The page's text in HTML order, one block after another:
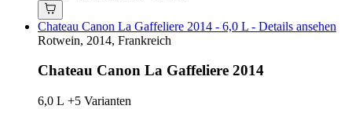
Chateau Canon La Gaffeliere 2014 - 6,0 L - Details ansehen
Rotwein, 2014, Frankreich
Chateau Canon La Gaffeliere 2014
6,0 L +5 Varianten